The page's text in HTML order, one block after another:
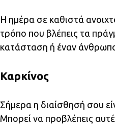
Η ημέρα σε καθιστά
τρόπο που βλέπεις τα
κατάσταση ή έναν
Καρκίνος
Σήμερα η διαίσθησή σου
Μπορεί να προβλέπεις